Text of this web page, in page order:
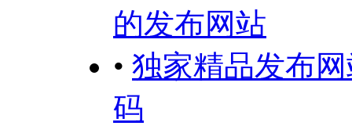
的发布网站
• 独家精品发布
码